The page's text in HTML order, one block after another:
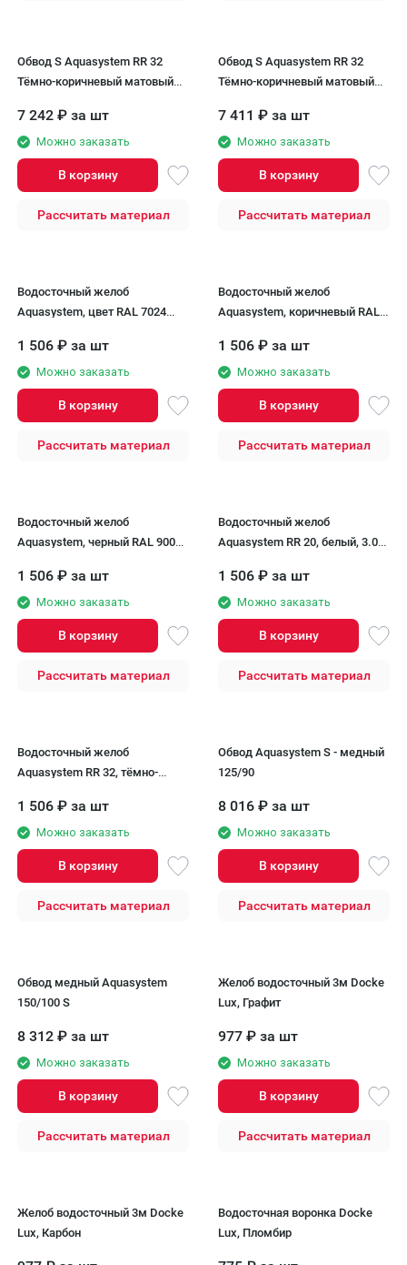
Обвод S Aquasystem RR 32
Тёмно-коричневый матовый
7 242 ₽ за шт
Можно заказать
В корзину
Рассчитать материал
Обвод S Aquasystem RR 32
Тёмно-коричневый матовый
7 411 ₽ за шт
Можно заказать
В корзину
Рассчитать материал
Водосточный желоб
Aquasystem, цвет RAL 7024
размер 125/90.
1 506 ₽ за шт
Можно заказать
В корзину
Рассчитать материал
Водосточный желоб
Aquasystem, коричневый RAL
125/90.
1 506 ₽ за шт
Можно заказать
В корзину
Рассчитать материал
Водосточный желоб
Aquasystem, черный RAL 9005,
1 506 ₽ за шт
Можно заказать
В корзину
Рассчитать материал
Водосточный желоб
Aquasystem RR 20, белый, 3.00
1 506 ₽ за шт
Можно заказать
В корзину
Рассчитать материал
Водосточный желоб
Aquasystem RR 32, тёмно-
1 506 ₽ за шт
Можно заказать
В корзину
Рассчитать материал
Обвод Aquasystem S - медный
125/90
8 016 ₽ за шт
Можно заказать
В корзину
Рассчитать материал
Обвод медный Aquasystem
150/100 S
8 312 ₽ за шт
Можно заказать
В корзину
Рассчитать материал
Желоб водосточный 3м Docke
Lux, Графит
977 ₽ за шт
Можно заказать
В корзину
Рассчитать материал
Желоб водосточный 3м Docke
Lux, Карбон
Водосточная воронка Docke
Lux, Пломбир